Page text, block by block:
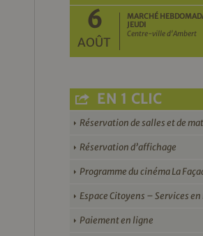
6
AOÛT
MARCHÉ
JEUDI
Centre-ville d'Ambert
EN 1 CLIC
Réservation de salles et de
Réservation d’affichage
Programme du cinéma La
Espace Citoyens – Services
Paiement en ligne